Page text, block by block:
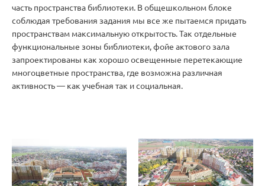
часть пространства библиотеки. В общешкольном блоке
соблюдая требования задания мы все же пытаемся придать
пространствам максимальную открытость. Так отдельные
функциональные зоны библиотеки, фойе актового зала
запроектированы как хорошо освещенные перетекающие
многоцветные пространства, где возможна различная
активность — как учебная так и социальная.